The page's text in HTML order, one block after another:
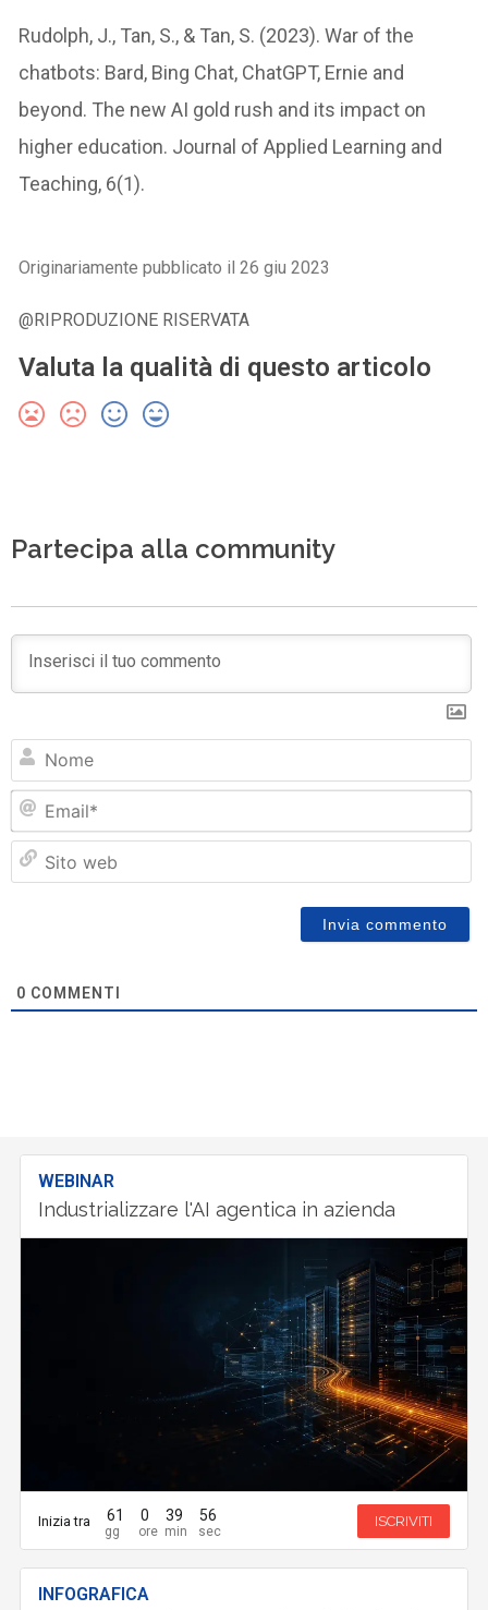
Rudolph, J., Tan, S., & Tan, S. (2023). War of the
chatbots: Bard, Bing Chat, ChatGPT, Ernie and
beyond. The new AI gold rush and its impact on
higher education. Journal of Applied Learning and
Teaching, 6(1).
Originariamente pubblicato il 26 giu 2023
@RIPRODUZIONE RISERVATA
Valuta la qualità di questo articolo
Partecipa alla community
0 COMMENTI
WEBINAR
Industrializzare l'AI agentica in azienda
Inizia tra 61 0 39 55 ISCRIVITI
INFOGRAFICA